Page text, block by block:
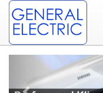
Previous